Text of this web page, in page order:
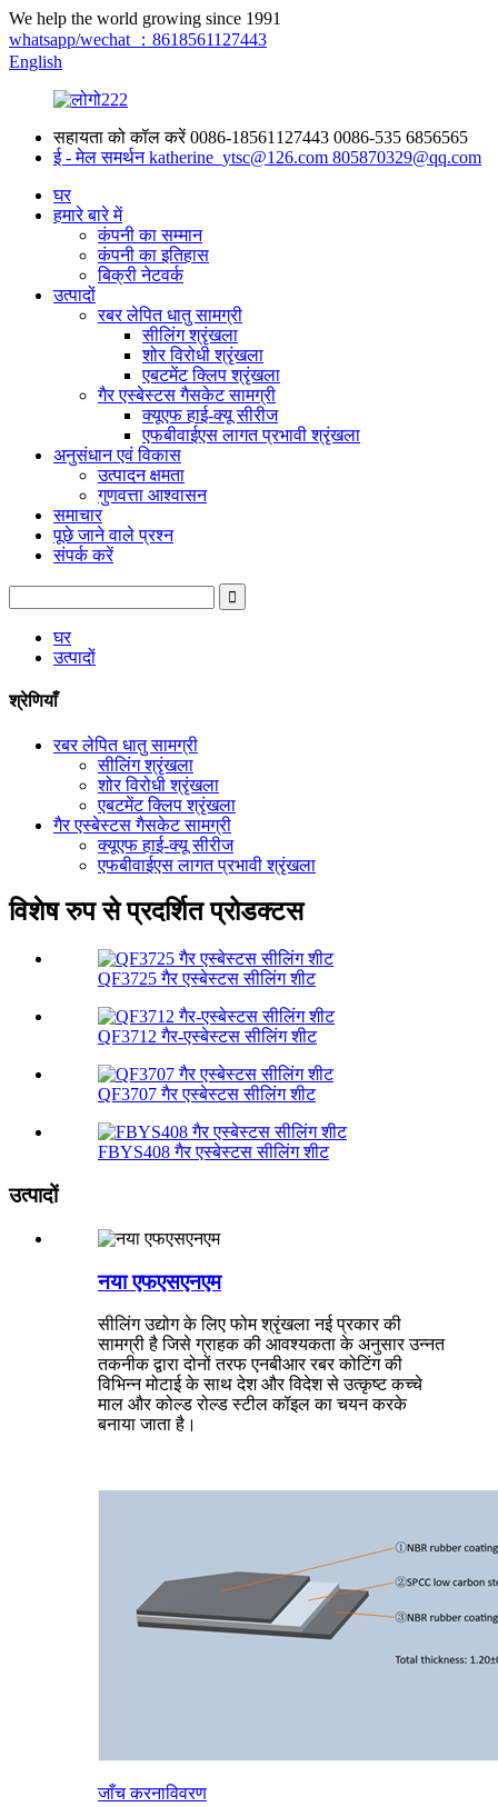
We help the world growing since 1991
whatsapp/wechat ：8618561127443
English
सहायता को कॉल करें 0086-18561127443 0086-535 6856565
ई - मेल समर्थन katherine_ytsc@126.com 805870329@qq.com
घर
हमारे बारे में
कंपनी का सम्मान
कंपनी का इतिहास
बिक्री नेटवर्क
उत्पादों
रबर लेपित धातु सामग्री
सीलिंग श्रृंखला
शोर विरोधी श्रृंखला
एबटमेंट क्लिप श्रृंखला
गैर एस्बेस्टस गैसकेट सामग्री
क्यूएफ हाई-क्यू सीरीज
एफबीवाईएस लागत प्रभावी श्रृंखला
अनुसंधान एवं विकास
उत्पादन क्षमता
गुणवत्ता आश्वासन
समाचार
पूछे जाने वाले प्रश्न
संपर्क करें
घर
उत्पादों
श्रेणियाँ
रबर लेपित धातु सामग्री
सीलिंग श्रृंखला
शोर विरोधी श्रृंखला
एबटमेंट क्लिप श्रृंखला
गैर एस्बेस्टस गैसकेट सामग्री
क्यूएफ हाई-क्यू सीरीज
एफबीवाईएस लागत प्रभावी श्रृंखला
विशेष रुप से प्रदर्शित प्रोडक्टस
QF3725 गैर एस्बेस्टस सीलिंग शीट
QF3712 गैर-एस्बेस्टस सीलिंग शीट
QF3707 गैर एस्बेस्टस सीलिंग शीट
FBYS408 गैर एस्बेस्टस सीलिंग शीट
उत्पादों
नया एफएसएनएम
सीलिंग उद्योग के लिए फोम श्रृंखला नई प्रकार की
सामग्री है जिसे ग्राहक की आवश्यकता के अनुसार उन्नत
तकनीक द्वारा दोनों तरफ एनबीआर रबर कोटिंग की
विभिन्न मोटाई के साथ देश और विदेश से उत्कृष्ट कच्चे
माल और कोल्ड रोल्ड स्टील कॉइल का चयन करके
बनाया जाता है।
जाँच करनाविवरण